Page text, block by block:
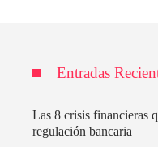
Entradas
Las 8 crisis financieras
regulación bancaria